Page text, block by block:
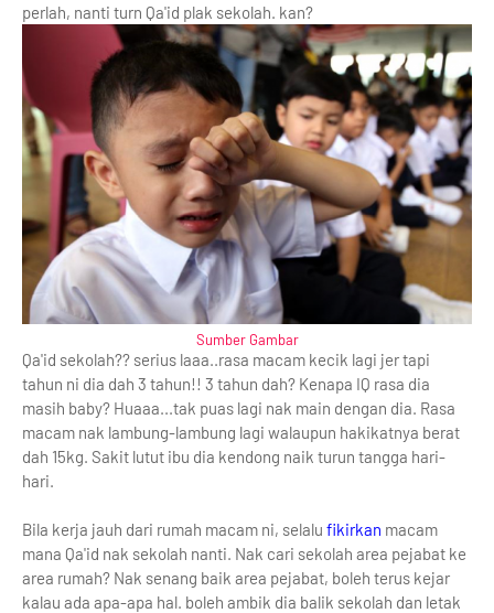
perlah, nanti turn Qa'id plak sekolah. kan?
Sumber Gambar
Qa'id sekolah?? serius laaa..rasa macam kecik lagi jer tapi
tahun ni dia dah 3 tahun!! 3 tahun dah? Kenapa IQ rasa dia
masih baby? Huaaa...tak puas lagi nak main dengan dia. Rasa
macam nak lambung-lambung lagi walaupun hakikatnya berat
dah 15kg. Sakit lutut ibu dia kendong naik turun tangga hari-
hari.
Bila kerja jauh dari rumah macam ni, selalu fikirkan macam
mana Qa'id nak sekolah nanti. Nak cari sekolah area pejabat ke
area rumah? Nak senang baik area pejabat, boleh terus kejar
kalau ada apa-apa hal. boleh ambik dia balik sekolah dan letak